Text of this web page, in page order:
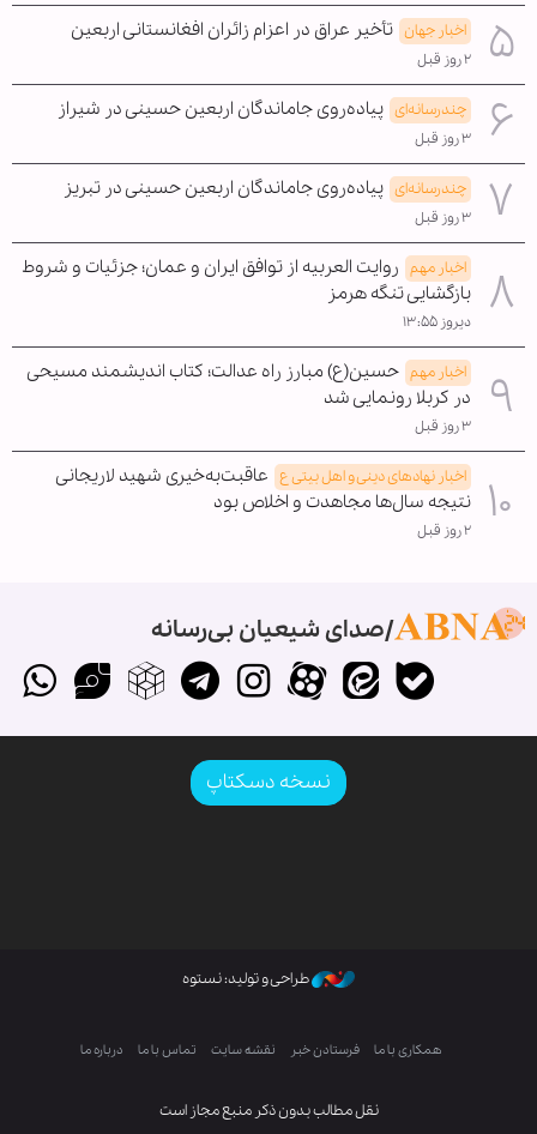
اخبار جهان تأخیر عراق در اعزام زائران افغانستانی اربعین
۲ روز قبل
چندرسانه‌ای پیاده‌روی جاماندگان اربعین حسینی در شیراز
۳ روز قبل
چندرسانه‌ای پیاده‌روی جاماندگان اربعین حسینی در تبریز
۳ روز قبل
اخبار مهم روایت العربیه از توافق ایران و عمان؛ جزئیات و شروط
بازگشایی تنگه هرمز
دیروز ۱۳:۵۵
اخبار مهم حسین(ع) مبارز راه عدالت؛ کتاب اندیشمند مسیحی
در کربلا رونمایی شد
۳ روز قبل
اخبار نهادهای دینی و اهل بیتی ع عاقبت‌به‌خیری شهید لاریجانی
نتیجه سال‌ها مجاهدت و اخلاص بود
۲ روز قبل
صدای شیعیان بی‌رسانه
نسخه دسکتاپ
نقل مطالب بدون ذکر منبع مجاز است
طراحی و تولید: نستوه
همکاری با ما فرستادن خبر نقشه سایت تماس با ما درباره ما